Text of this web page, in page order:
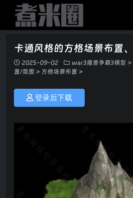
卡通风格的方格场景布置
2025-09-02 war3魔兽争霸3模型 >
置/氛围 > 方格场景布置 >
登录后下载